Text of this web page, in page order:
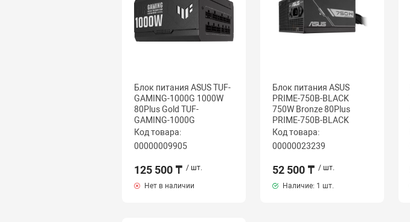
Блок питания ASUS TUF-
GAMING-1000G 1000W
80Plus Gold TUF-
GAMING-1000G
Код товара:
00000009905
125 500 ₸ / шт.
Нет в наличии
Блок питания ASUS
PRIME-750B-BLACK
750W Bronze 80Plus
PRIME-750B-BLACK
Код товара:
00000023239
52 500 ₸ / шт.
Наличие: 1 шт.